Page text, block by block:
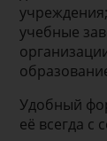
учреждения;
учебные
Удобный
её всегда с